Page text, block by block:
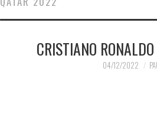
CRISTIANO
04/12/2022